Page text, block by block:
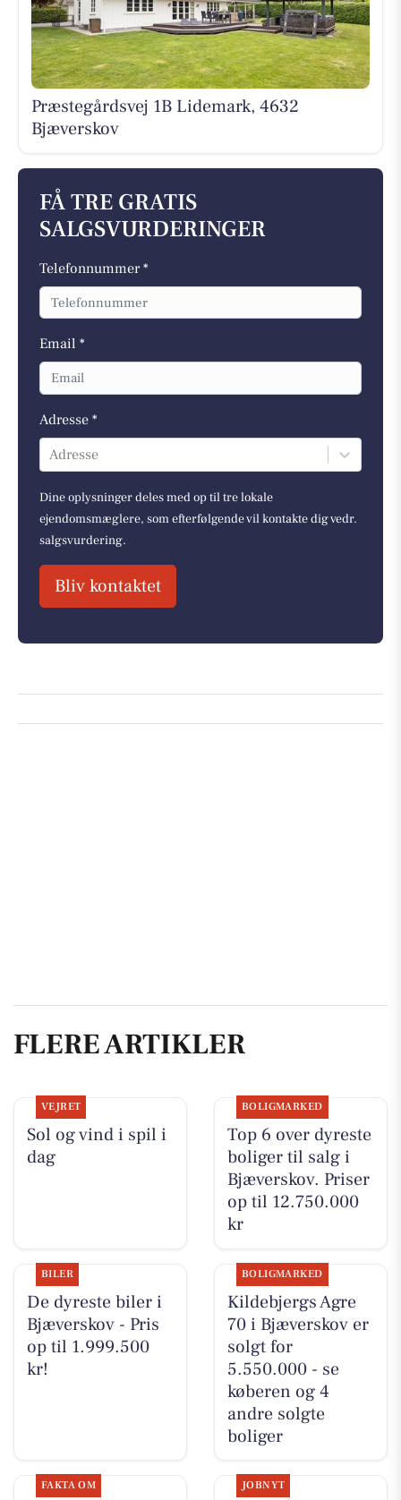
Præstegårdsvej 1B Lidemark, 4632
Bjæverskov
FÅ TRE GRATIS
SALGSVURDERINGER
Telefonnummer *
Email *
Adresse *
Adresse
Dine oplysninger deles med op til tre lokale
ejendomsmæglere, som efterfølgende vil kontakte dig vedr.
salgsvurdering.
Bliv kontaktet
FLERE ARTIKLER
VEJRET
Sol og vind i spil i
dag
BOLIGMARKED
Top 6 over dyreste
boliger til salg i
Bjæverskov. Priser
op til 12.750.000
kr
BILER
De dyreste biler i
Bjæverskov - Pris
op til 1.999.500
kr!
BOLIGMARKED
Kildebjergs Agre
70 i Bjæverskov er
solgt for
5.550.000 - se
køberen og 4
andre solgte
boliger
FAKTA OM JOBNYT